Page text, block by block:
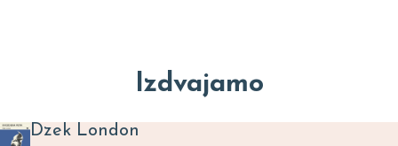
Izdvajamo
Dzek London